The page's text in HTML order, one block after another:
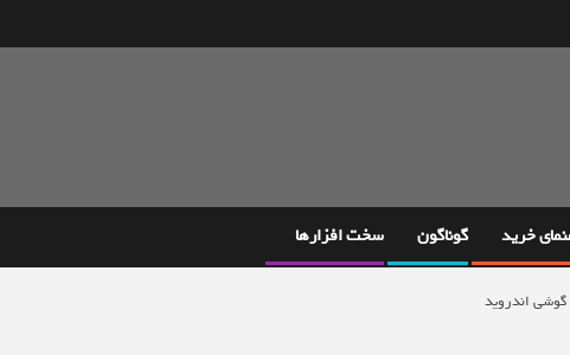
خرید گوناگون سخت افزارها